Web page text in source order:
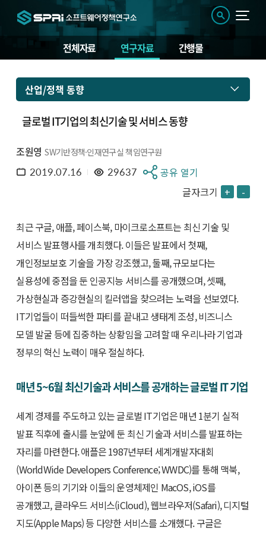
전체자료 연구자료 간행물
산업/정책 동향
글로벌 IT기업의 최신기술 및 서비스 동향
조원영 SW기반정책·인재연구실 책임연구원
2019.07.16 29637
공유 열기
글자크기 + -
최근 구글, 애플, 페이스북, 마이크로소프트는 최신 기술 및
서비스 발표행사를 개최했다. 이들은 발표에서 첫째,
개인정보보호 기술을 가장 강조했고, 둘째, 규모보다는
실용성에 중점을 둔 인공지능 서비스를 공개했으며, 셋째,
가상현실과 증강현실의 킬러앱을 찾으려는 노력을 선보였다.
IT기업들이 떠들썩한 파티를 끝내고 생태계 조성, 비즈니스
모델 발굴 등에 집중하는 상황임을 고려할 때 우리나라 기업과
정부의 혁신 노력이 매우 절실하다.
매년 5~6월 최신기술과 서비스를 공개하는 글로벌 IT 기업
세계 경제를 주도하고 있는 글로벌 IT기업은 매년 1분기 실적
발표 직후에 출시를 눈앞에 둔 최신 기술과 서비스를 발표하는
자리를 마련한다. 애플은 1987년부터 세계개발자대회
(WorldWide Developers Conference; WWDC)를 통해 맥북,
아이폰 등의 기기와 이들의 운영체제인 MacOS, iOS를
공개했고, 클라우드 서비스(iCloud), 웹브라우저(Safari), 디지털
지도(Apple Maps) 등 다양한 서비스를 소개했다. 구글은